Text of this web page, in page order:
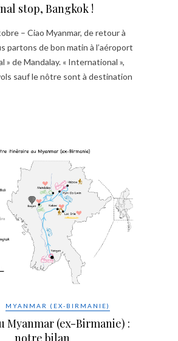
stop, Bangkok !
– Ciao Myanmar, de retour à
partons de bon matin à l’aéroport
» de Mandalay. « International »,
sauf le nôtre sont à destination
MYANMAR (EX-BIRMANIE)
Myanmar (ex-Birmanie) :